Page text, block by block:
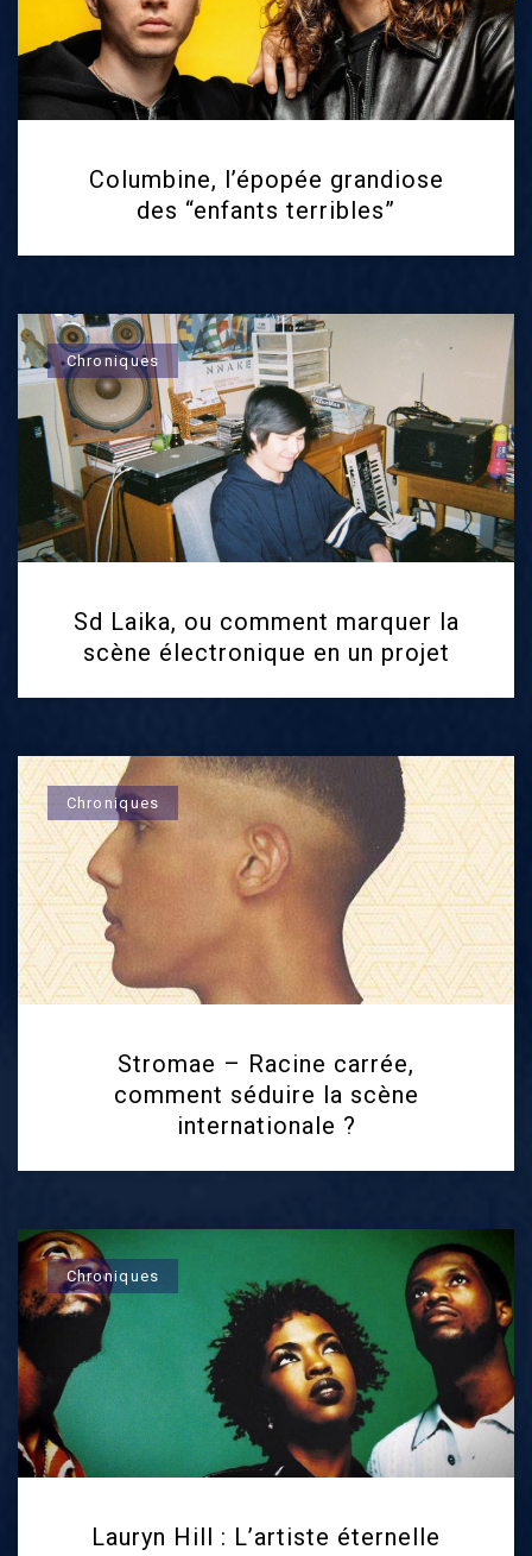
Columbine, l’épopée grandiose
des “enfants terribles”
Chroniques
Sd Laika, ou comment marquer la
scène électronique en un projet
Chroniques
Stromae – Racine carrée,
comment séduire la scène
internationale ?
Chroniques
Lauryn Hill : L’artiste éternelle